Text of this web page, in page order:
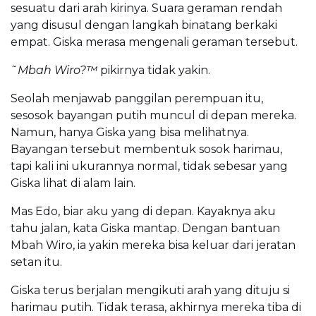
sesuatu dari arah kirinya. Suara geraman rendah
yang disusul dengan langkah binatang berkaki
empat. Giska merasa mengenali geraman tersebut.
˜Mbah Wiro?™ pikirnya tidak yakin.
Seolah menjawab panggilan perempuan itu,
sesosok bayangan putih muncul di depan mereka.
Namun, hanya Giska yang bisa melihatnya.
Bayangan tersebut membentuk sosok harimau,
tapi kali ini ukurannya normal, tidak sebesar yang
Giska lihat di alam lain.
Mas Edo, biar aku yang di depan. Kayaknya aku
tahu jalan, kata Giska mantap. Dengan bantuan
Mbah Wiro, ia yakin mereka bisa keluar dari jeratan
setan itu.
Giska terus berjalan mengikuti arah yang dituju si
harimau putih. Tidak terasa, akhirnya mereka tiba di